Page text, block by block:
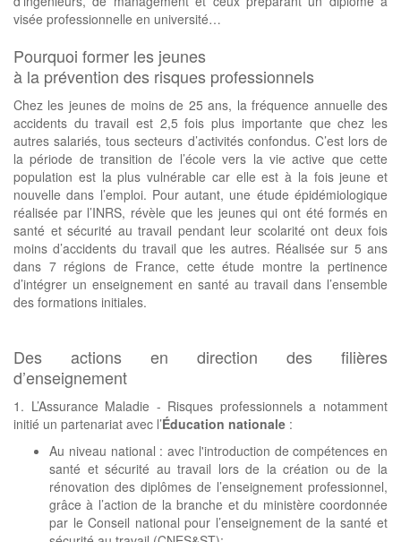
visée professionnelle en université…
Pourquoi former les jeunes
à la prévention des risques professionnels
Chez les jeunes de moins de 25 ans, la fréquence annuelle des
accidents du travail est 2,5 fois plus importante que chez les
autres salariés, tous secteurs d’activités confondus. C’est lors de
la période de transition de l’école vers la vie active que cette
population est la plus vulnérable car elle est à la fois jeune et
nouvelle dans l’emploi. Pour autant, une étude épidémiologique
réalisée par l’INRS, révèle que les jeunes qui ont été formés en
santé et sécurité au travail pendant leur scolarité ont deux fois
moins d’accidents du travail que les autres. Réalisée sur 5 ans
dans 7 régions de France, cette étude montre la pertinence
d’intégrer un enseignement en santé au travail dans l’ensemble
des formations initiales.
Des actions en direction des filières
d’enseignement
1. L’Assurance Maladie - Risques professionnels a notamment
initié un partenariat avec l’Éducation nationale :
Au niveau national : avec l'introduction de compétences en
santé et sécurité au travail lors de la création ou de la
rénovation des diplômes de l’enseignement professionnel,
grâce à l’action de la branche et du ministère coordonnée
par le Conseil national pour l’enseignement de la santé et